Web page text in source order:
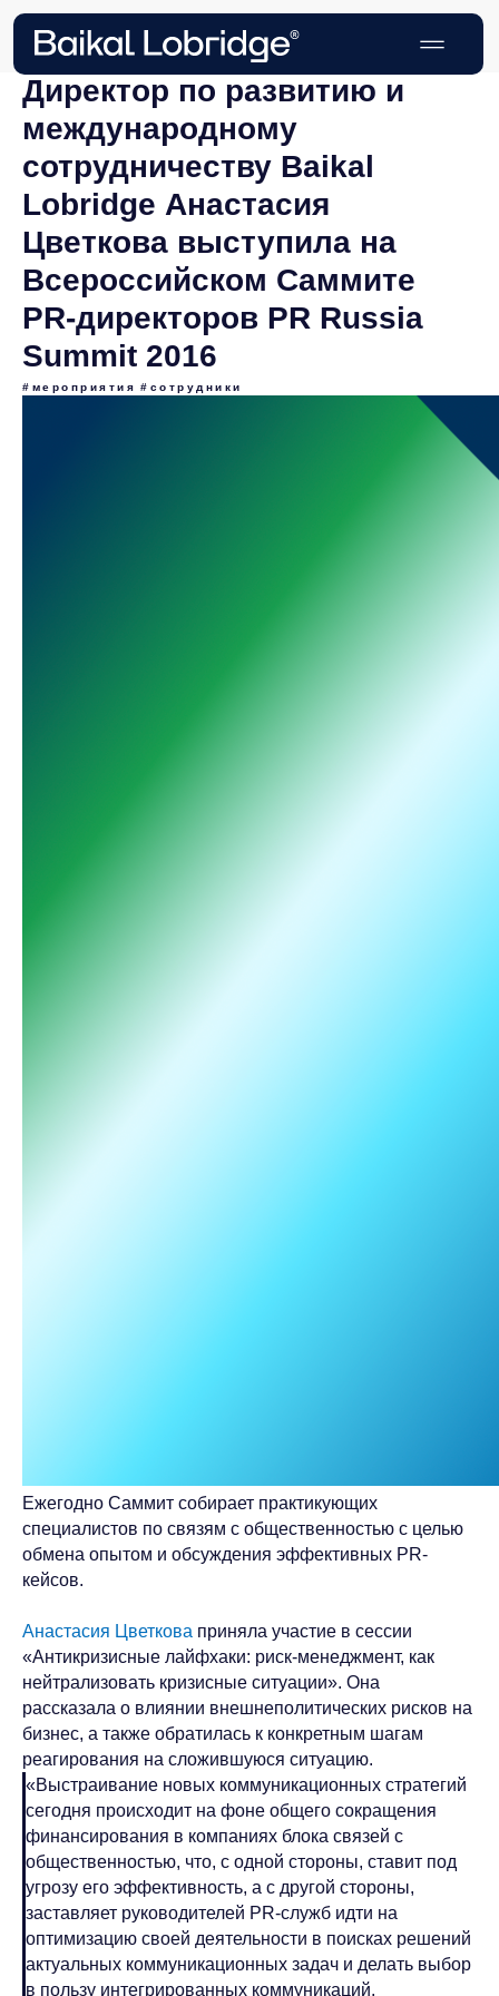
Директор по развитию и
международному
сотрудничеству Baikal
Lobridge Анастасия
Цветкова выступила на
Всероссийском Саммите
PR-директоров PR Russia
Summit 2016
#мероприятия #сотрудники
Ежегодно Саммит собирает практикующих
специалистов по связям с общественностью с целью
обмена опытом и обсуждения эффективных PR-
кейсов.
Анастасия Цветкова приняла участие в сессии
«Антикризисные лайфхаки: риск-менеджмент, как
нейтрализовать кризисные ситуации». Она
рассказала о влиянии внешнеполитических рисков на
бизнес, а также обратилась к конкретным шагам
реагирования на сложившуюся ситуацию.
«Выстраивание новых коммуникационных стратегий
сегодня происходит на фоне общего сокращения
финансирования в компаниях блока связей с
общественностью, что, с одной стороны, ставит под
угрозу его эффективность, а с другой стороны,
заставляет руководителей PR-служб идти на
оптимизацию своей деятельности в поисках решений
актуальных коммуникационных задач и делать выбор
в пользу интегрированных коммуникаций.